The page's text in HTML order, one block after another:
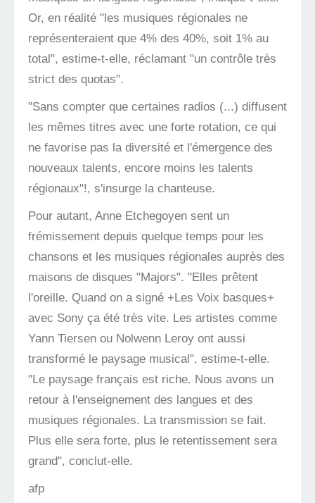
Or, en réalité "les musiques régionales ne
représenteraient que 4% des 40%, soit 1% au
total", estime-t-elle, réclamant "un contrôle très
strict des quotas".
"Sans compter que certaines radios (...) diffusent
les mêmes titres avec une forte rotation, ce qui
ne favorise pas la diversité et l'émergence des
nouveaux talents, encore moins les talents
régionaux"!, s'insurge la chanteuse.
Pour autant, Anne Etchegoyen sent un
frémissement depuis quelque temps pour les
chansons et les musiques régionales auprès des
maisons de disques "Majors". "Elles prêtent
l'oreille. Quand on a signé +Les Voix basques+
avec Sony ça été très vite. Les artistes comme
Yann Tiersen ou Nolwenn Leroy ont aussi
transformé le paysage musical", estime-t-elle.
"Le paysage français est riche. Nous avons un
retour à l'enseignement des langues et des
musiques régionales. La transmission se fait.
Plus elle sera forte, plus le retentissement sera
grand", conclut-elle.
afp